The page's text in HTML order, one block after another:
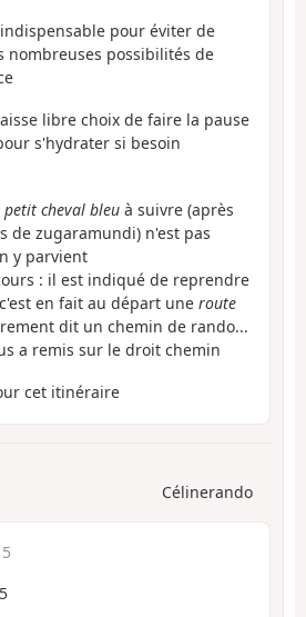
pour éviter de
nombreuses possibilités de
libre choix de faire la pause
s'hydrater si besoin
petit cheval bleu à suivre (après
de zugaramundi) n'est pas
y parvient
: il est indiqué de reprendre
en fait au départ une route
dit un chemin de rando...
a remis sur le droit chemin
cet itinéraire
Célinerando
5